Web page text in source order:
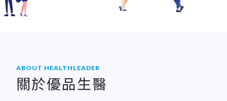
ABOUT HEALTHLEADER
關於優品生醫